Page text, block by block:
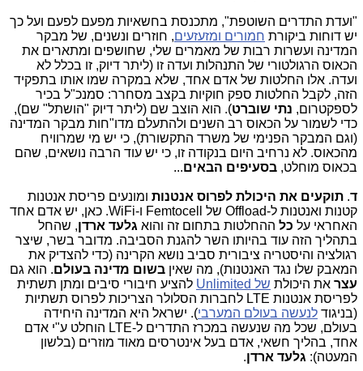
"ועדת התדרים השוטפת", מתכנסת בחשאיות מפעם לפעם ועל כך
יש דוחות ביקורת חמורים ומזעזעים, חוזרים ונשנים, של מבקר
המדינה ועשרות רבות של מאמרים שלי, שחושפים ומתארים את
הכאוס הרגולטורי של התנהלות ועדה זו (ליתר דיוק, זו בכלל לא
ועדה. אלו החלטות של אדם אחד, שלא במקרה שמו אותו בתפקיד
הזה, לקבל החלטות ספק חוקיות בקצב מסחרר: סמנכ"ל בכיר
לספקטרום, נתי שוברט). הוא הוצב שם (ליתר דיוק "הושתל" שם),
כדי לשמור על הכאוס רב השנים ולהתעלם מדו"חות מבקר המדינה
(וגם המבקר הפנימי של משרד התקשורת), כי יש מי שמרוויח
מהכאוס. לא נרחיב היום בנקודה זו, כי יש עוד הרבה נושאים, שהם
בכאוס מוחלט, בסעיפים הבאים...
ד. תוקעים את היכולת לפרוס אנטנות ומונעים פריסת אנטנות
קטנות ואנטנות ל-Offload של Femtocell ו-WiFi. כאן, יש אדם אחד
האחראי על כל ההחלטות בתחום זה והוא גלעד ארדן, שהחל
בתהליך הזה עוד בהיותו השר להגנת הסביבה. מדובר בשר, שיצר
רגולציה והיסטריה ציבורית סביב נושא הקרינה (כדי להצדיק את
המאבק שלו נגד האנטנות), מה שאין בשום מדינה בעולם. הוא גם
עצר את היכולת של Unlimited
להציע חיבורי סיבים ומתן תשתית
לפריסת אנטנות LTE לחברות הסלולר הצריכות לפרוס תשתיות
(בניגוד לנעשה בעולם המערבי). ישראל היא המדינה היחידה
בעולם, שכל מה שנעשה במכרז התדרים ל-LTE הוחלט ע"י אדם
אחד, בהליך חשאי, אדם בעל אינטרסים מאוד מוזרים (בלשון
המעטה): גלעד ארדן.